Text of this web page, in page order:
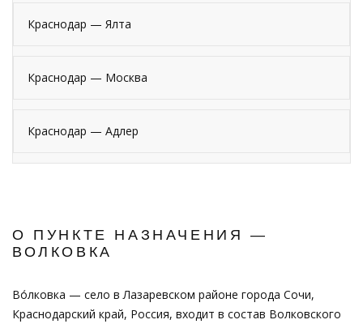
Краснодар — Ялта
Краснодар — Москва
Краснодар — Адлер
О ПУНКТЕ НАЗНАЧЕНИЯ —
ВОЛКОВКА
Во́лковка — село в Лазаревском районе города Сочи,
Краснодарский край, Россия, входит в состав Волковского